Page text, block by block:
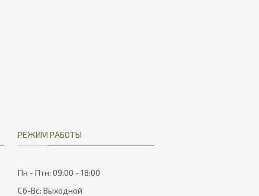
РЕЖИМ РАБОТЫ
Пн - Птн: 09:00 - 18:00
Сб-Вс: Выходной